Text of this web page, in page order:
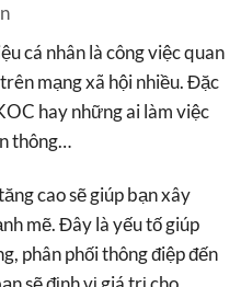
cá nhân là công việc quan
mạng xã hội nhiều. Đặc
hay những ai làm việc
thông…
cao sẽ giúp bạn xây
mẽ. Đây là yếu tố giúp
phân phối thông điệp đến